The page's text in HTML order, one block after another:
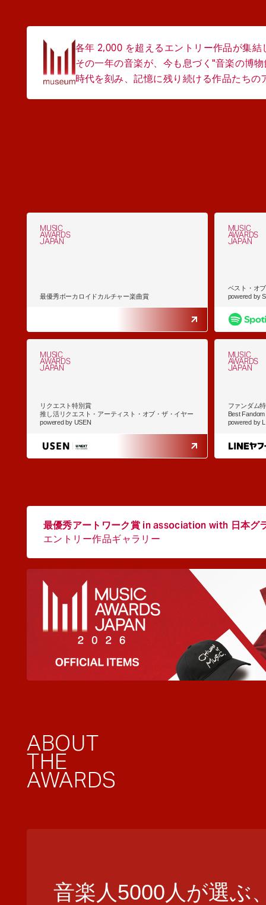
各年 2,000 を超えるエントリー作品が集結
その一年の音楽が、今も息づく"音楽の博
時代を刻み、記憶に残り続ける作品たち
MUSIC
AWARDS
JAPAN
最優秀ボーカロイドカルチャー楽曲賞
MUSIC
AWARDS
JAPAN
ベスト・オ
powered by
MUSIC
AWARDS
JAPAN
リクエスト特別賞
推し活リクエスト・アーティスト・オブ・ザ・イヤー
powered by USEN
MUSIC
AWARDS
JAPAN
ファンダム
Best Fandom
powered by
最優秀アートワーク賞 in association with 日本グ
エントリー作品ギャラリー
ABOUT
THE
AWARDS
音楽人5000人が選ぶ